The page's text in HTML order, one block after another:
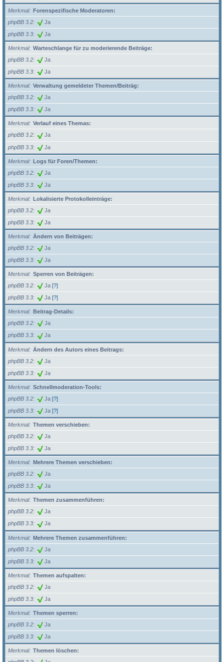
Merkmal
Forenspezifische Moderatoren:
phpBB 3.2
Ja
phpBB 3.3 Ja
Merkmal
Warteschlange für zu moderierende Beiträge:
phpBB 3.2
Ja
phpBB 3.3 Ja
Merkmal
Verwaltung gemeldeter Themen/Beiträg:
phpBB 3.2
Ja
phpBB 3.3 Ja
Merkmal
Verlauf eines Themas:
phpBB 3.2
Ja
phpBB 3.3 Ja
Merkmal
Logs für Foren/Themen:
phpBB 3.2
Ja
phpBB 3.3 Ja
Merkmal
Lokalisierte Protokolleinträge:
phpBB 3.2
Ja
phpBB 3.3 Ja
Merkmal
Ändern von Beiträgen:
phpBB 3.2
Ja
phpBB 3.3 Ja
Merkmal
Sperren von Beiträgen:
phpBB 3.2
Ja [?]
phpBB 3.3 Ja [?]
Merkmal
Beitrag-Details:
phpBB 3.2
Ja
phpBB 3.3 Ja
Merkmal
Ändern des Autors eines Beitrags:
phpBB 3.2
Ja
phpBB 3.3 Ja
Merkmal
Schnellmoderation-Tools:
phpBB 3.2
Ja [?]
phpBB 3.3 Ja [?]
Merkmal
Themen verschieben:
phpBB 3.2
Ja
phpBB 3.3 Ja
Merkmal
Mehrere Themen verschieben:
phpBB 3.2
Ja
phpBB 3.3 Ja
Merkmal
Themen zusammenführen:
phpBB 3.2
Ja
phpBB 3.3 Ja
Merkmal
Mehrere Themen zusammenführen:
phpBB 3.2
Ja
phpBB 3.3 Ja
Merkmal
Themen aufspalten:
phpBB 3.2
Ja
phpBB 3.3 Ja
Merkmal
Themen sperren:
phpBB 3.2
Ja
phpBB 3.3 Ja
Merkmal
Themen löschen: